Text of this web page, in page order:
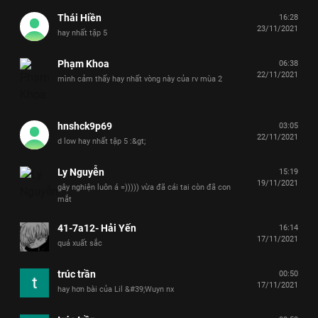
Thái Hiền
hay nhất tập 5
16:28
23/11/2021
Phạm Khoa
mình cảm thấy hay nhất vòng này của rv mùa 2
06:38
22/11/2021
hnshck9p69
d low hay nhất tập 5 :&gt;
03:05
22/11/2021
Ly Nguyễn
gây nghiện luôn á =))))) vừa đã cái tai còn đã con
mắt
15:19
19/11/2021
41-7a12- Hải Yến
quá xuất sắc
16:14
17/11/2021
trúc trần
hay hơn bài của Lil &#39;Wuyn nx
00:50
17/11/2021